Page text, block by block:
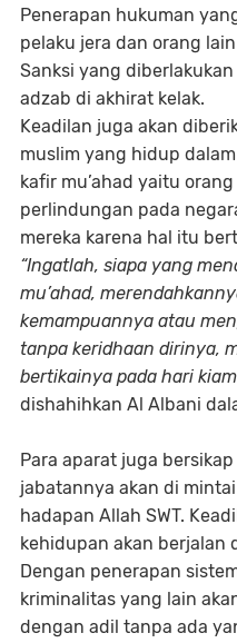
Penerapan hukuman
pelaku jera dan orang
Sanksi yang
adzab di akhirat kelak.
Keadilan juga akan
muslim yang hidup
kafir mu’ahad yaitu
perlindungan pada
mereka karena hal itu
“Ingatlah, siapa yang
mu’ahad,
kemampuannya atau
tanpa keridhaan dirinya,
bertikainya pada hari
dishahihkan Al Albani
Para aparat juga
jabatannya akan di
hadapan Allah SWT.
kehidupan akan berjalan
Dengan penerapan
kriminalitas yang lain
dengan adil tanpa ada